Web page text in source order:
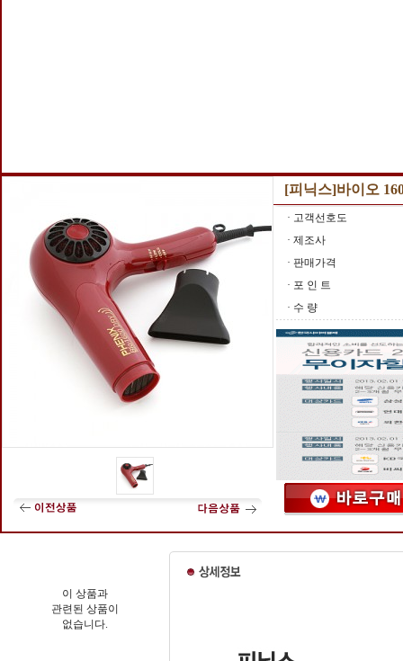
[피닉스]바이오
· 고객선호도
· 제조사
· 판매가격
· 포 인 트
· 수 량
이 상품과
관련된 상품이
없습니다.